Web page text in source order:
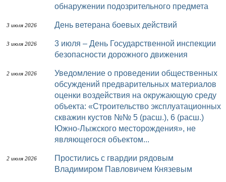
обнаружении подозрительного предмета
3 июля 2026 День ветерана боевых действий
3 июля 2026
3 июля – День Государственной инспекции
безопасности дорожного движения
2 июля 2026
Уведомление о проведении общественных
обсуждений предварительных материалов
оценки воздействия на окружающую среду
объекта: «Строительство эксплуатационных
скважин кустов №№ 5 (расш.), 6 (расш.)
Южно-Лыжского месторождения», не
являющегося объектом...
2 июля 2026
Простились с гвардии рядовым
Владимиром Павловичем Князевым